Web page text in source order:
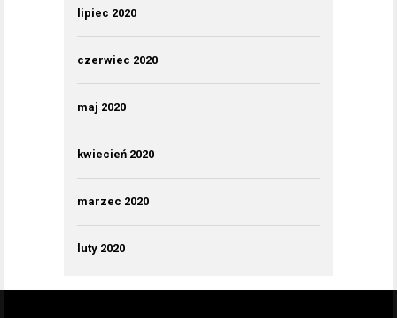
lipiec 2020
czerwiec 2020
maj 2020
kwiecień 2020
marzec 2020
luty 2020